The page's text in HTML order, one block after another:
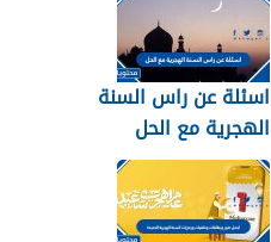
اسئلة عن راس السنة
الهجرية مع الحل